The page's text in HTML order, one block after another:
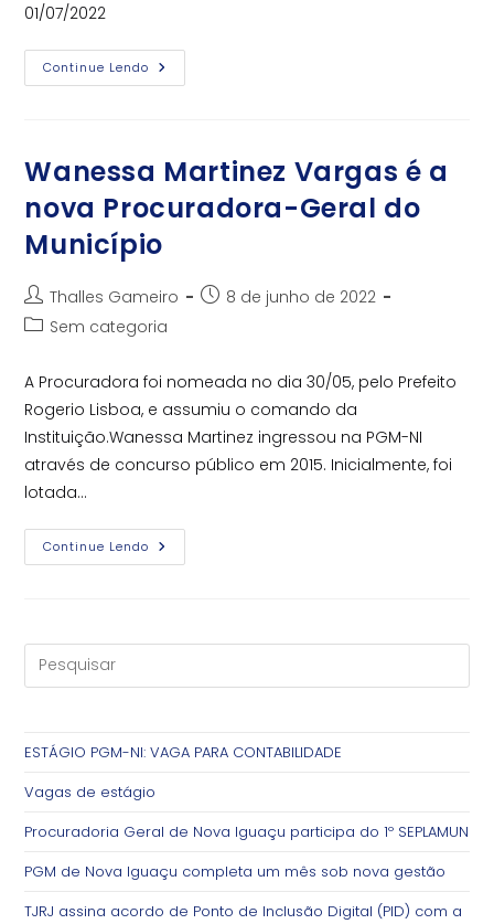
01/07/2022
Continue Lendo Vagas
De
Wanessa Martinez Vargas é a
nova Procuradora-Geral do
Município
Autor
do
Thalles Gameiro
Post8 de junho de 2022
Categoria
Sem categoria
A Procuradora foi nomeada no dia 30/05, pelo Prefeito
Rogerio Lisboa, e assumiu o comando da
Instituição.Wanessa Martinez ingressou na PGM-NI
através de concurso público em 2015. Inicialmente, foi
lotada…
Continue Lendo Wanessa
Martinez
Procuradora-
Município
ESTÁGIO PGM-NI: VAGA PARA CONTABILIDADE
Vagas de estágio
Procuradoria Geral de Nova Iguaçu participa do 1º SEPLAMUN
PGM de Nova Iguaçu completa um mês sob nova gestão
TJRJ assina acordo de Ponto de Inclusão Digital (PID) com a